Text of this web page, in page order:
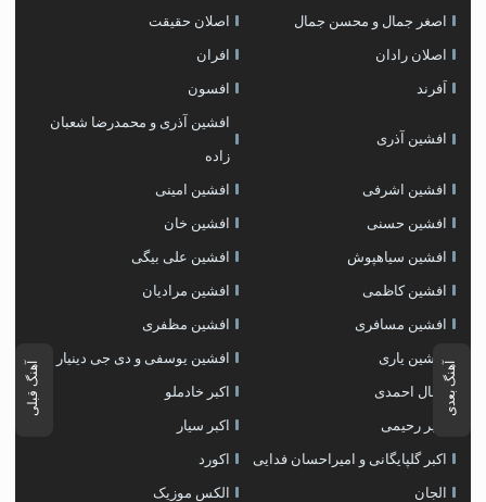
آهنگ بعدی آهنگ قبلی
اصغر جمال و محسن جمال اصلان حقیقت
اصلان رادان افران
اَفرند افسون
افشین آذری
افشین آذری و محمدرضا شعبان
زاده
افشین اشرفی افشین امینی
افشین حسنی افشین خان
افشین سیاهپوش افشین علی بیگی
افشین کاظمی افشین مرادیان
افشین مسافری افشین مظفری
افشین یاری افشین یوسفی و دی جی دینیار
اقبال احمدی اکبر خادملو
اکبر رحیمی اکبر سیار
اکبر گلپایگانی و امیراحسان فدایی اکورد
الجان الکس موزیک